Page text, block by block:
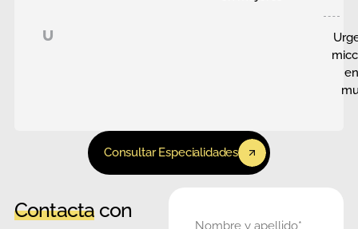
U
Consultar Especialidades
Contacta con